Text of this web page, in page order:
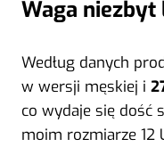
Waga niezbyt
Według danych
w wersji męskiej i
co wydaje się dość
moim rozmiarze 12